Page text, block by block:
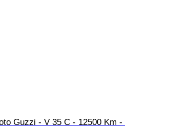
Guzzi - V 35 C - 12500 Km -